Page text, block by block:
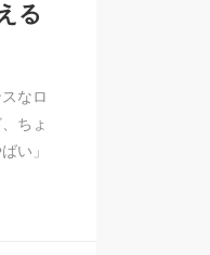
る
なロ
ちょ
い」